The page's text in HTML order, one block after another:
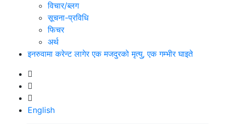
विचार/ब्लग
सूचना-प्रविधि
फिचर
अर्थ
इनरुवामा करेन्ट लागेर एक मजदुरको मृत्यु, एक गम्भीर घाइते
English